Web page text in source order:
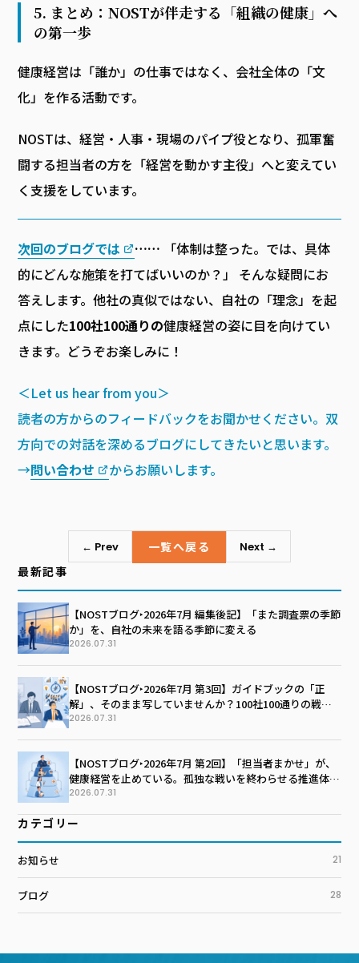
5. まとめ：NOSTが伴走する「組織の健康」へ
の第一歩
健康経営は「誰か」の仕事ではなく、会社全体の「文
化」を作る活動です。
NOSTは、経営・人事・現場のパイプ役となり、孤軍奮
闘する担当者の方を「経営を動かす主役」へと変えてい
く支援をしています。
次回のブログでは …… 「体制は整った。では、具体
的にどんな施策を打てばいいのか？」 そんな疑問にお
答えします。他社の真似ではない、自社の「理念」を起
点にした100社100通りの健康経営の姿に目を向けてい
きます。どうぞお楽しみに！
＜Let us hear from you＞
読者の方からのフィードバックをお聞かせください。双
方向での対話を深めるブログにしてきたいと思います。
→問い合わせ からお願いします。
← Prev 一覧へ戻る Next →
最新記事
【NOSTブログ‣2026年7月 編集後記】「また調査票の季節
か」を、自社の未来を語る季節に変える
2026.07.31
【NOSTブログ‣2026年7月 第3回】ガイドブックの「正
解」、そのまま写していませんか？100社100通りの戦略
マップを描く技術
2026.07.31
【NOSTブログ‣2026年7月 第2回】「担当者まかせ」が、
健康経営を止めている。孤独な戦いを終わらせる推進体制
のつくり方
2026.07.31
カテゴリー
お知らせ 21
ブログ 28